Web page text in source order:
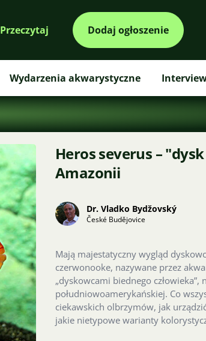
Przeczytaj Dodaj ogłoszenie
Wydarzenia akwarystyczne
Heros severus –
Amazonii
Dr. Vladko Bydžovský
České Budějovice
Mają majestatyczny wygląd
czerwonooke, nazywane przez
„dyskowcami biednego
południowoamerykańskiej. Co
ciekawskich olbrzymów, jak
jakie nietypowe warianty